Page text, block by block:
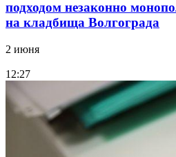
подходом незаконно
на кладбища Волгограда
2 июня
12:27